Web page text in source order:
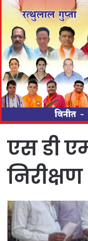
एस डी
निरीक्षण